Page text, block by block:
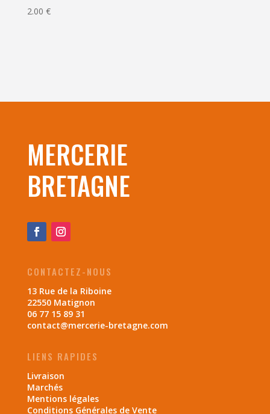
2.00 €
MERCERIE
BRETAGNE
CONTACTEZ-NOUS
13 Rue de la Riboine
22550 Matignon
06 77 15 89 31
contact@mercerie-bretagne.com
LIENS RAPIDES
Livraison
Marchés
Mentions légales
Conditions Générales de Vente